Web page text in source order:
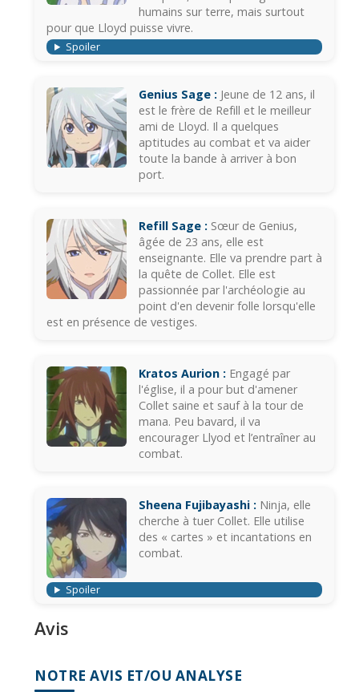
humains sur terre, mais surtout
pour que Lloyd puisse vivre.
Spoiler
Genius Sage : Jeune de 12 ans, il
est le frère de Refill et le meilleur
ami de Lloyd. Il a quelques
aptitudes au combat et va aider
toute la bande à arriver à bon
port.
Refill Sage : Sœur de Genius,
âgée de 23 ans, elle est
enseignante. Elle va prendre part à
la quête de Collet. Elle est
passionnée par l'archéologie au
point d'en devenir folle lorsqu'elle
est en présence de vestiges.
Kratos Aurion : Engagé par
l'église, il a pour but d'amener
Collet saine et sauf à la tour de
mana. Peu bavard, il va
encourager Llyod et l’entraîner au
combat.
Sheena Fujibayashi : Ninja, elle
cherche à tuer Collet. Elle utilise
des « cartes » et incantations en
combat.
Spoiler
Avis
NOTRE AVIS ET/OU ANALYSE